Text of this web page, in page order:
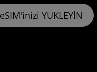
eSIM'inizi YÜKLEYİN